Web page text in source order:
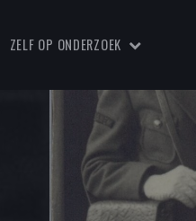
ZELF OP ONDERZOEK